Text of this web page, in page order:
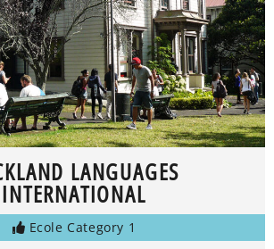
LANGUAGES
INTERNATIONAL
Ecole Category 1